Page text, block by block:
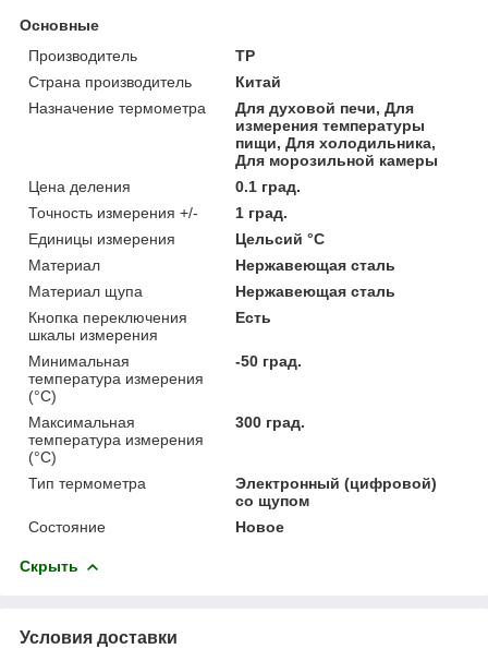
Основные
Производитель
TP
Страна производитель
Китай
Назначение термометра
Для духовой печи, Для
измерения температуры
пищи, Для холодильника,
Для морозильной камеры
Цена деления
0.1 град.
Точность измерения +/-
1 град.
Единицы измерения
Цельсий °C
Материал
Нержавеющая сталь
Материал щупа
Нержавеющая сталь
Кнопка переключения
шкалы измерения
Есть
Минимальная
температура измерения
(°C)
-50 град.
Максимальная
температура измерения
(°C)
300 град.
Тип термометра
Электронный (цифровой)
со щупом
Состояние
Новое
Скрыть
Условия доставки